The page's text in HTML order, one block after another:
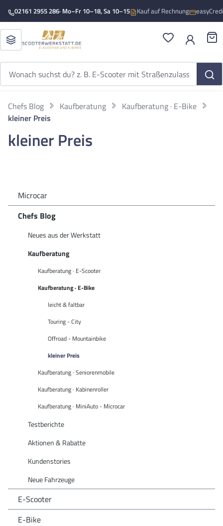
Zum Hauptinhalt springen Kauf auf Rechnung
02161 2955 286· Mo–Fr 10–18, Sa 10–15
Du hast 0
Chefs Blog Kaufberatung
Kaufberatung · E-Bike
kleiner Preis
kleiner Preis
Microcar
Chefs Blog
Neues aus der Werkstatt
Kaufberatung
Kaufberatung · E-Scooter
Kaufberatung · E-Bike
leicht & faltbar
Touring - City
Offroad - Mountainbike
kleiner Preis
Kaufberatung · Seniorenmobile
Kaufberatung · Kabinenroller
Kaufberatung · MiniAuto - Microcar
Testberichte
Aktionen & Rabatte
Kundenstories
Neue Fahrzeuge
E-Scooter
E-Bike